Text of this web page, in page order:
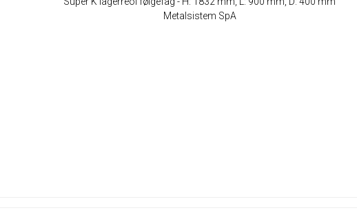
Metalsistem SpA